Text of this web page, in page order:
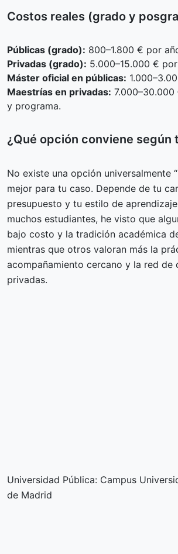
Costos reales (grado y
Públicas (grado): 800–1.800 € por
Privadas (grado): 5.000–15.000 €
Máster oficial en públicas:
Maestrías en privadas: 7.000–30.000
y programa.
¿Qué opción conviene según
No existe una opción universalmente
mejor para tu caso. Depende de tu
presupuesto y tu estilo de
muchos estudiantes, he visto que
bajo costo y la tradición académica
mientras que otros valoran más la
acompañamiento cercano y la red de
privadas.
Universidad Pública: Campus
de Madrid